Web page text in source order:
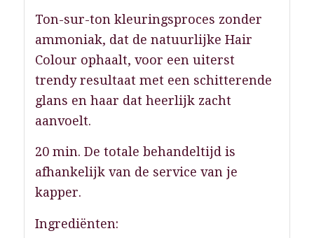
Ton-sur-ton kleuringsproces zonder
ammoniak, dat de natuurlijke Hair
Colour ophaalt, voor een uiterst
trendy resultaat met een schitterende
glans en haar dat heerlijk zacht
aanvoelt.
20 min. De totale behandeltijd is
afhankelijk van de service van je
kapper.
Ingrediënten: